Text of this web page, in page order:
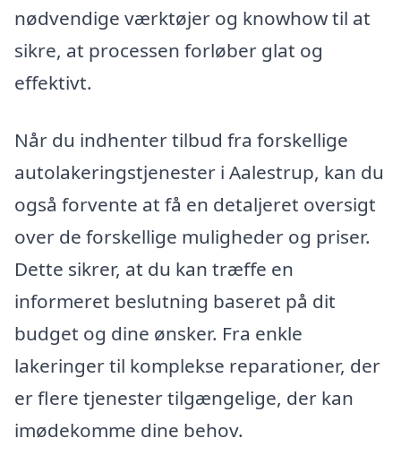
nødvendige værktøjer og knowhow til at
sikre, at processen forløber glat og
effektivt.
Når du indhenter tilbud fra forskellige
autolakeringstjenester i Aalestrup, kan du
også forvente at få en detaljeret oversigt
over de forskellige muligheder og priser.
Dette sikrer, at du kan træffe en
informeret beslutning baseret på dit
budget og dine ønsker. Fra enkle
lakeringer til komplekse reparationer, der
er flere tjenester tilgængelige, der kan
imødekomme dine behov.